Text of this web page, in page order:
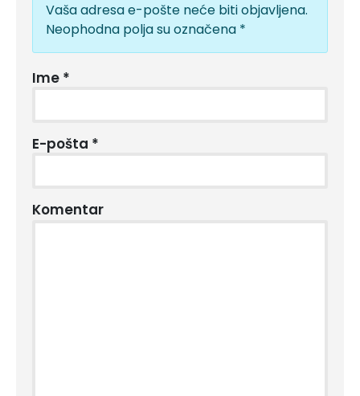
Vaša adresa e-pošte neće biti objavljena.
Neophodna polja su označena *
Ime *
E-pošta *
Komentar